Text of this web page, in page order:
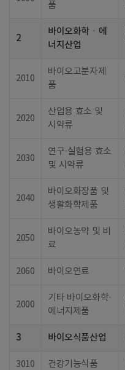
품
2
바이오화학ㆍ에
너지산업
2010
바이오고분자제
품
2020
산업용 효소 및
시약류
2030
연구·실험용 효소
및 시약류
2040
바이오화장품 및
생활화학제품
2050
바이오농약 및 비
료
2060 바이오연료
2000
기타 바이오화학·
에너지제품
3 바이오식품산업
3010 건강기능식품